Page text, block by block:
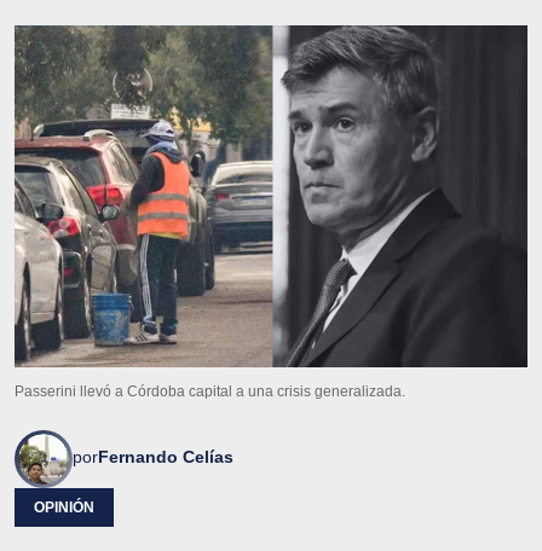
Passerini llevó a Córdoba capital a una crisis generalizada.
porFernando Celías
OPINIÓN